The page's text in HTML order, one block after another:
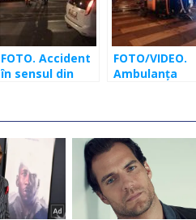
FOTO. Accident
în sensul din
FOTO/VIDEO.
Ambulanța
Taximetriștii:
Adevărul este
altul!